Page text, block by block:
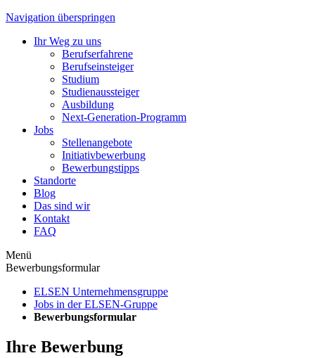
Navigation überspringen
Ihr Weg zu uns
Berufserfahrene
Berufseinsteiger
Studium
Studienaussteiger
Ausbildung
Next-Generation-Programm
Jobs
Stellenangebote
Initiativbewerbung
Bewerbungstipps
Standorte
Blog
Das sind wir
Kontakt
FAQ
Menü
Bewerbungsformular
ELSEN Unternehmensgruppe
Jobs in der ELSEN-Gruppe
Bewerbungsformular
Ihre Bewerbung